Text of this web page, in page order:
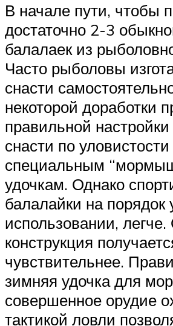
В начале пути, чтобы
достаточно 2-3
балалаек из
Часто рыболовы
снасти
некоторой доработки
правильной настройки
снасти по
специальным
удочкам. Однако
балалайки на порядок
использовании,
конструкция
чувствительнее.
зимняя удочка для
совершенное орудие
тактикой ловли